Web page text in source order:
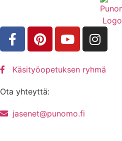
Käsityöopetuksen ryhmä
Ota yhteyttä:
jasenet@punomo.fi